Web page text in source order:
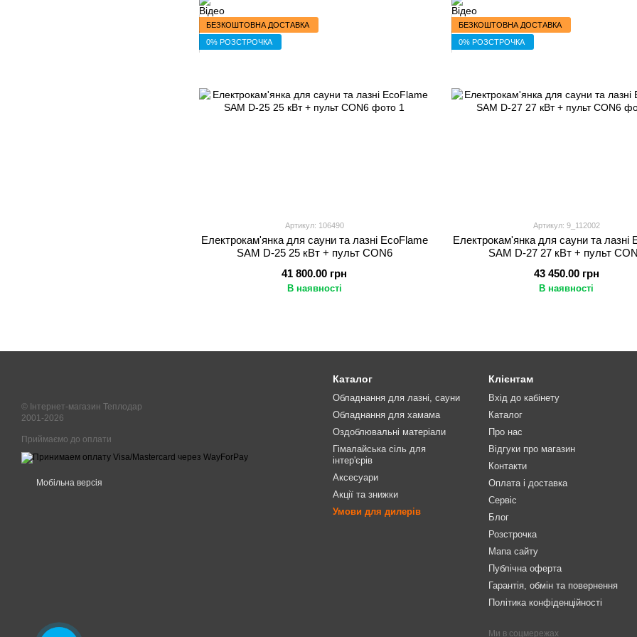
БЕЗКОШТОВНА ДОСТАВКА
0% РОЗСТРОЧКА
Артикул: 106490
Електрокам'янка для сауни та лазні EcoFlame
SAM D-25 25 кВт + пульт CON6
41 800.00 грн
В наявності
БЕЗКОШТОВНА ДОСТАВКА
0% РОЗСТРОЧКА
Артикул: 9_112002
Електрокам'янка для сауни та лазні
SAM D-27 27 кВт + пульт
43 450.00 грн
В наявності
© Інтернет-магазин Теплодар
2001-2026
Приймаємо до оплати
Мобільна версія
Каталог
Обладнання для лазні, сауни
Обладнання для хамама
Оздоблювальні матеріали
Гімалайська сіль для
інтер'єрів
Аксесуари
Акції та знижки
Умови для дилерів
Клієнтам
Вхід до кабінету
Каталог
Про нас
Відгуки про магазин
Контакти
Оплата і доставка
Сервіс
Блог
Розстрочка
Мапа сайту
Публічна оферта
Гарантія, обмін та повернення
Політика конфіденційності
Ми в соцмережах